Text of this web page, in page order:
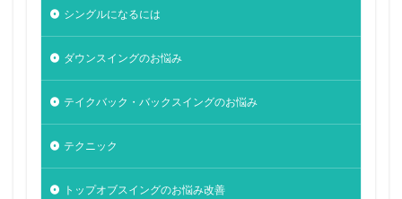
シングルになるには
ダウンスイングのお悩み
テイクバック・バックスイングのお悩み
テクニック
トップオブスイングのお悩み改善